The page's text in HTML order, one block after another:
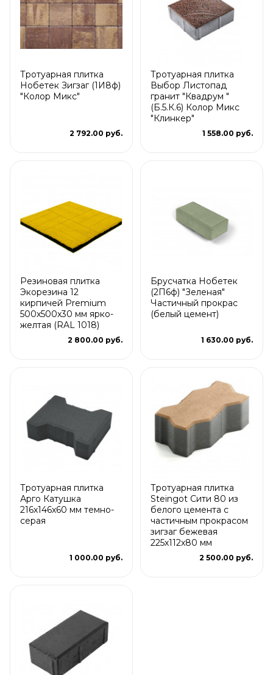
Тротуарная плитка
Нобетек Зигзаг (1И8ф)
"Колор Микс"
2 792.00 руб.
Тротуарная плитка
Выбор Листопад
гранит "Квадрум "
(Б.5.К.6) Колор Микс
"Клинкер"
1 558.00 руб.
Резиновая плитка
Экорезина 12
кирпичей Premium
500x500x30 мм ярко-
желтая (RAL 1018)
2 800.00 руб.
Брусчатка Нобетек
(2П6ф) "Зеленая"
Частичный прокрас
(белый цемент)
1 630.00 руб.
Тротуарная плитка
Арго Катушка
216x146x60 мм темно-
серая
1 000.00 руб.
Тротуарная плитка
Steingot Сити 80 из
белого цемента с
частичным прокрасом
зигзаг бежевая
225х112х80 мм
2 500.00 руб.